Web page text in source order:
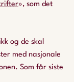
», som det
og de skal
med nasjonale
Som får siste